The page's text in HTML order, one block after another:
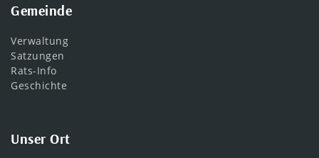
Gemeinde
Verwaltung
Satzungen
Rats-Info
Geschichte
Unser Ort